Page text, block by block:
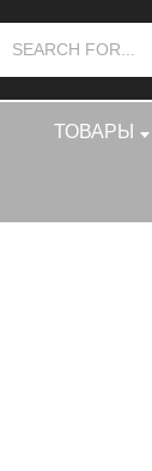
ТОВАРЫ